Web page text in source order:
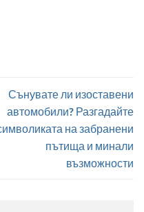
Сънувате ли изоставени
автомобили? Разгадайте
на забранени
пътища и минали
възможности